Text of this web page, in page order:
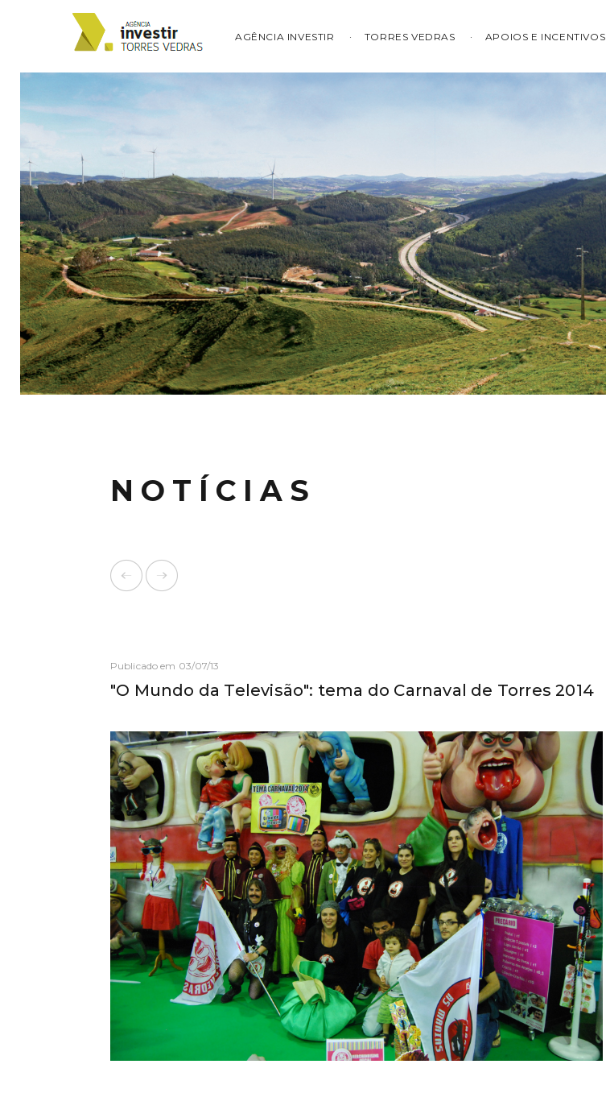
AGÊNCIA INVESTIR TORRES VEDRAS APOIOS E INCENTIVOS
NOTÍCIAS
Publicado em 03/07/13
"O Mundo da Televisão": tema do Carnaval de Torres 2014